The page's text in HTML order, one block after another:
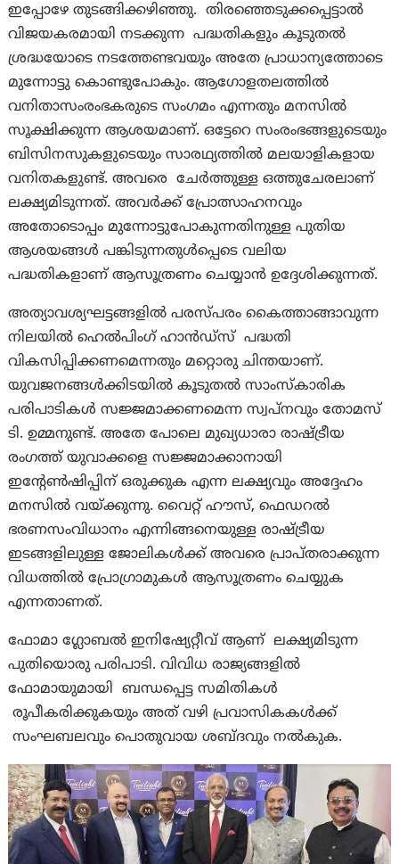
ഇപ്പോഴേ തുടങ്ങിക്കഴിഞ്ഞു. തിരഞ്ഞെടുക്കപ്പെട്ടാൽ
വിജയകരമായി നടക്കുന്ന പദ്ധതികളും കൂടുതൽ
ശ്രദ്ധയോടെ നടത്തേണ്ടവയും അതേ പ്രാധാന്യത്തോടെ
മുന്നോട്ടു കൊണ്ടുപോകും. ആഗോളതലത്തിൽ
വനിതാസംരംഭകരുടെ സംഗമം എന്നതും മനസിൽ
സൂക്ഷിക്കുന്ന ആശയമാണ്. ഒട്ടേറെ സംരംഭങ്ങളുടെയും
ബിസിനസുകളുടെയും സാരഥ്യത്തിൽ മലയാളികളായ
വനിതകളുണ്ട്. അവരെ ചേർത്തുള്ള ഒത്തുചേരലാണ്
ലക്ഷ്യമിടുന്നത്. അവർക്ക് പ്രോത്സാഹനവും
അതോടൊപ്പം മുന്നോട്ടുപോകുന്നതിനുള്ള പുതിയ
ആശയങ്ങൾ പങ്കിടുന്നതുൾപ്പെടെ വലിയ
പദ്ധതികളാണ് ആസൂത്രണം ചെയ്യാൻ ഉദ്ദേശിക്കുന്നത്.
അത്യാവശ്യഘട്ടങ്ങളിൽ പരസ്പരം കൈത്താങ്ങാവുന്ന
നിലയിൽ ഹെൽപിംഗ് ഹാൻഡ്‌സ് പദ്ധതി
വികസിപ്പിക്കണമെന്നതും മറ്റൊരു ചിന്തയാണ്.
യുവജനങ്ങൾക്കിടയിൽ കൂടുതൽ സാംസ്‌കാരിക
പരിപാടികൾ സജ്ജമാക്കണമെന്ന സ്വപ്‌നവും തോമസ്
ടി. ഉമ്മനുണ്ട്. അതേ പോലെ മുഖ്യധാരാ രാഷ്ട്രീയ
രംഗത്ത് യുവാക്കളെ സജ്ജമാക്കാനായി
ഇന്റേൺഷിപ്പിന് ഒരുക്കുക എന്ന ലക്ഷ്യവും അദ്ദേഹം
മനസിൽ വയ്ക്കുന്നു. വൈറ്റ് ഹൗസ്, ഫെഡറൽ
ഭരണസംവിധാനം എന്നിങ്ങനെയുള്ള രാഷ്ട്രീയ
ഇടങ്ങളിലുള്ള ജോലികൾക്ക് അവരെ പ്രാപ്തരാക്കുന്ന
വിധത്തിൽ പ്രോഗ്രാമുകൾ ആസൂത്രണം ചെയ്യുക
എന്നതാണത്.
ഫോമാ ഗ്ലോബൽ ഇനിഷ്യേറ്റീവ് ആണ് ലക്ഷ്യമിടുന്ന
പുതിയൊരു പരിപാടി. വിവിധ രാജ്യങ്ങളിൽ
ഫോമായുമായി ബന്ധപ്പെട്ട സമിതികൾ
രൂപീകരിക്കുകയും അത് വഴി പ്രവാസികകൾക്ക്
സംഘബലവും പൊതുവായ ശബ്ദവും നൽകുക.